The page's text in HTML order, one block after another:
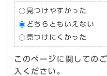
見つけやすかった
どちらともいえない
見つけにくかった
このページに関しての
入ください。